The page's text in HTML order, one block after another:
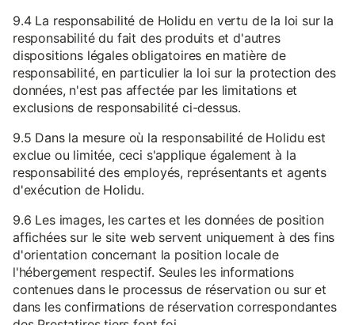
9.4 La responsabilité de Holidu en vertu de la loi sur la
responsabilité du fait des produits et d'autres
dispositions légales obligatoires en matière de
responsabilité, en particulier la loi sur la protection des
données, n'est pas affectée par les limitations et
exclusions de responsabilité ci-dessus.
9.5 Dans la mesure où la responsabilité de Holidu est
exclue ou limitée, ceci s'applique également à la
responsabilité des employés, représentants et agents
d'exécution de Holidu.
9.6 Les images, les cartes et les données de position
affichées sur le site web servent uniquement à des fins
d'orientation concernant la position locale de
l'hébergement respectif. Seules les informations
contenues dans le processus de réservation ou sur et
dans les confirmations de réservation correspondantes